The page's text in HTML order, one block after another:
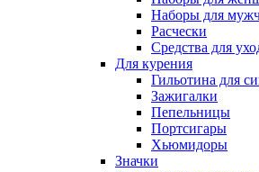
Наборы для
Расчески
Средства для
Для курения
Гильотина для
Зажигалки
Пепельницы
Портсигары
Хьюмидоры
Значки